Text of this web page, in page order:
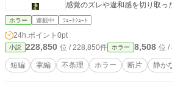
感覚のズレや違和感を切り取っ
ホラー 連載中 ｼｮｰﾄｼｮｰﾄ
24h.ポイント 0pt
小説 228,850 位 / 228,850件 ホラー 8,508 位 /
短編 掌編 不条理 ホラー 断片 静か